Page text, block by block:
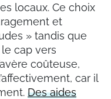
locaux. Ce choix
et
» tandis que
cap vers
coûteuse,
car il
Des aides